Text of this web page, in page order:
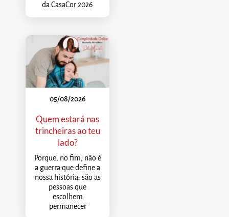
da CasaCor 2026
05/08/2026
Quem estará nas
trincheiras ao teu
lado?
Porque, no fim, não é
a guerra que define a
nossa história: são as
pessoas que
escolhem
permanecer